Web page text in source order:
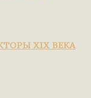
XIX ВЕКА